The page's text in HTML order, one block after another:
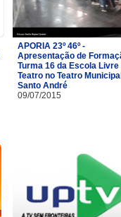
APORIA 23º 46º -
Apresentação de
Turma 16 da Escola Livre
Teatro no Teatro
Santo André
09/07/2015